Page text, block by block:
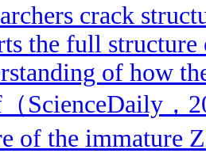
crack
the full
of how
ScienceDaily，
of the immature